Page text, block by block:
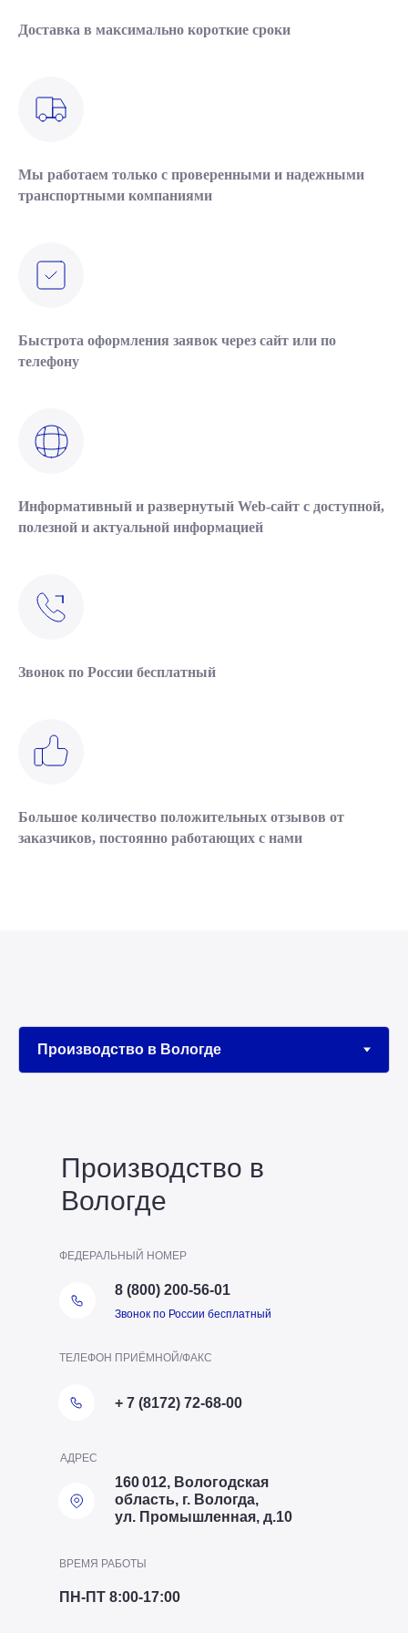
Доставка в максимально короткие сроки
Мы работаем только с проверенными и надежными
транспортными компаниями
Быстрота оформления заявок через сайт или по
телефону
Информативный и развернутый Web-сайт с доступной,
полезной и актуальной информацией
Звонок по России бесплатный
Большое количество положительных отзывов от
заказчиков, постоянно работающих с нами
Производство в
Вологде
ПН-ПТ 8:00-17:00
ВРЕМЯ РАБОТЫ
+ 7 (8172) 72-68-00
ТЕЛЕФОН ПРИЁМНОЙ/ФАКС
160 012, Вологодская
область, г. Вологда,
ул. Промышленная, д.10
АДРЕС
ФЕДЕРАЛЬНЫЙ НОМЕР
8 (800) 200-56-01
Звонок по России бесплатный